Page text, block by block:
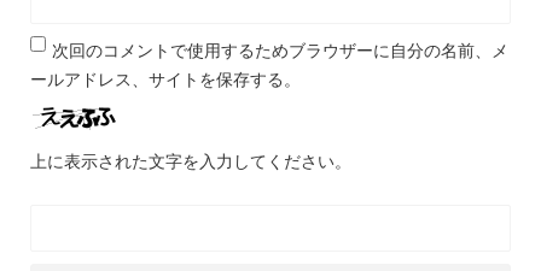
次回のコメントで使用するためブラウザーに自分の名前、メ
ールアドレス、サイトを保存する。
上に表示された文字を入力してください。